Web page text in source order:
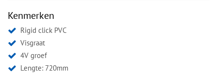
Kenmerken
Rigid click PVC
Visgraat
4V groef
Lengte: 720mm